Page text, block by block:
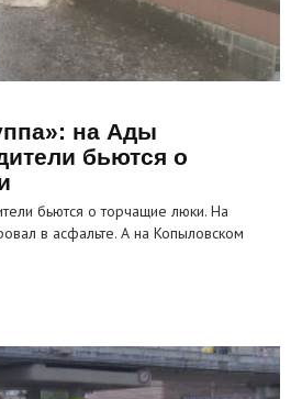
на Ады
бьются о
бьются о торчащие люки. На
в асфальте. А на Копыловском